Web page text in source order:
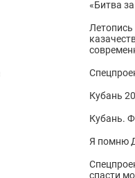
«Битва
Летопись
Кубань
Кубань.
Я помню
спасти